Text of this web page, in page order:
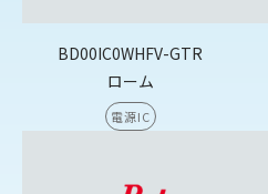
BD00IC0WHFV-GTR
ローム
電源IC